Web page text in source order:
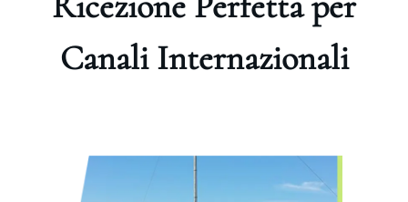
Canali Internazionali